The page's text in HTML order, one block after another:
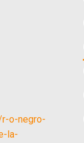
o-negro-
la-